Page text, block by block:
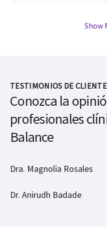
Show
TESTIMONIOS DE
Conozca la
profesionales
Balance
Dra. Magnolia Rosales
Dr. Anirudh Badade